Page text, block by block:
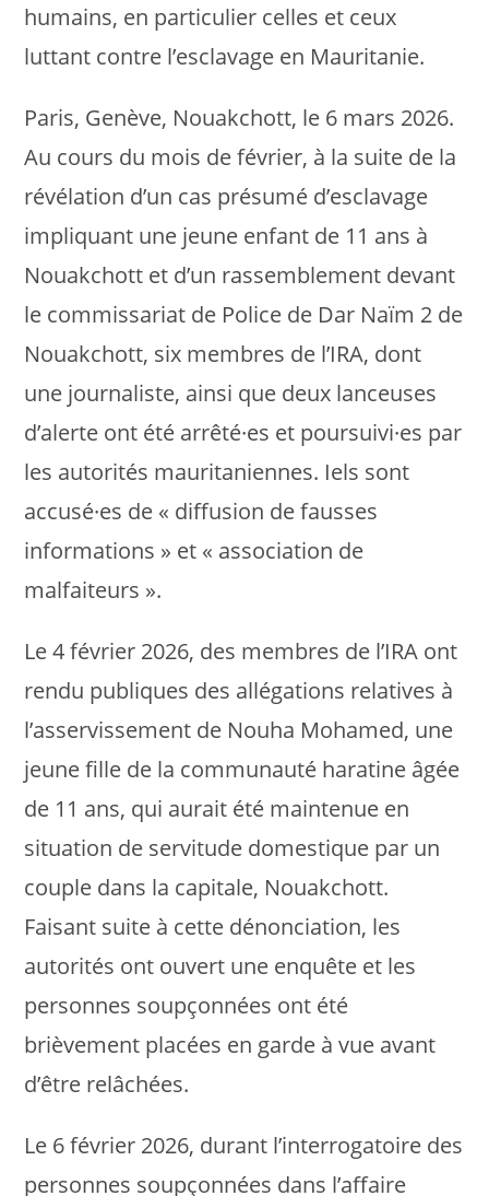
humains, en particulier celles et ceux
luttant contre l’esclavage en Mauritanie.
Paris, Genève, Nouakchott, le 6 mars 2026.
Au cours du mois de février, à la suite de la
révélation d’un cas présumé d’esclavage
impliquant une jeune enfant de 11 ans à
Nouakchott et d’un rassemblement devant
le commissariat de Police de Dar Naïm 2 de
Nouakchott, six membres de l’IRA, dont
une journaliste, ainsi que deux lanceuses
d’alerte ont été arrêté·es et poursuivi·es par
les autorités mauritaniennes. Iels sont
accusé·es de « diffusion de fausses
informations » et « association de
malfaiteurs ».
Le 4 février 2026, des membres de l’IRA ont
rendu publiques des allégations relatives à
l’asservissement de Nouha Mohamed, une
jeune fille de la communauté haratine âgée
de 11 ans, qui aurait été maintenue en
situation de servitude domestique par un
couple dans la capitale, Nouakchott.
Faisant suite à cette dénonciation, les
autorités ont ouvert une enquête et les
personnes soupçonnées ont été
brièvement placées en garde à vue avant
d’être relâchées.
Le 6 février 2026, durant l’interrogatoire des
personnes soupçonnées dans l’affaire